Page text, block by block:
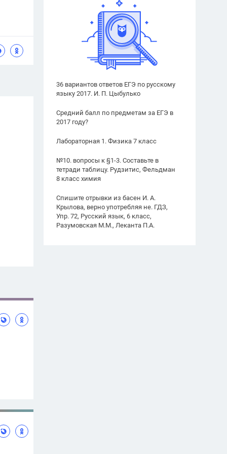
36 вариантов ответов ЕГЭ по русскому
языку 2017. И. П. Цыбулько
Средний балл по предметам за ЕГЭ в
2017 году?
Лабораторная 1. Физика 7 класс
№10. вопросы к §1-3. Составьте в
тетради таблицу. Рудзитис, Фельдман
8 класс химия
Спишите отрывки из басен И. А.
Крылова, верно употребляя не. ГДЗ,
Упр. 72, Русский язык, 6 класс,
Разумовская М.М., Леканта П.А.